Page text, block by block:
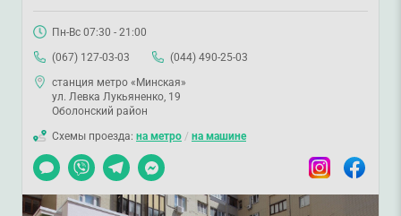
Пн-Вс 07:30 - 21:00
(067) 127-03-03
(044) 490-25-03
станция метро «Минская»
ул. Левка Лукьяненко, 19
Оболонский район
Схемы проезда: на метро / на машине
Чат
Viber TelegramMessenger InstagramFacebook